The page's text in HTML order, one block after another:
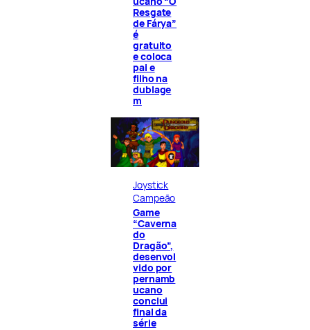
Resgate
de Fárya”
é
gratuito
e coloca
pai e
filho na
dublage
m
Joystick
Campeão
Game
“Caverna
do
Dragão”,
desenvol
vido por
pernamb
ucano
conclui
final da
série